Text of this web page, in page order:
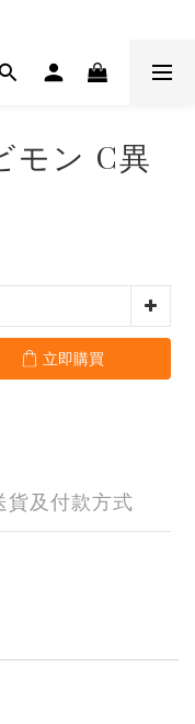
モン C異
立即購買
貨及付款方式